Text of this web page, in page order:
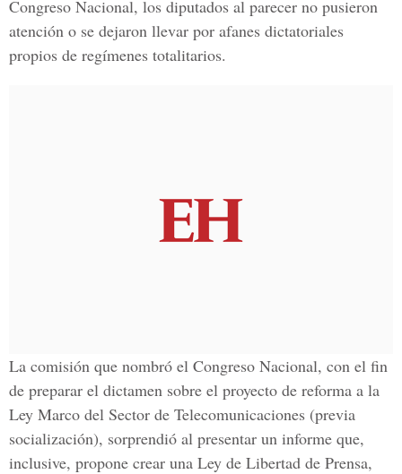
Congreso Nacional, los diputados al parecer no pusieron
atención o se dejaron llevar por afanes dictatoriales
propios de regímenes totalitarios.
La comisión que nombró el Congreso Nacional, con el fin
de preparar el dictamen sobre el proyecto de reforma a la
Ley Marco del Sector de Telecomunicaciones (previa
socialización), sorprendió al presentar un informe que,
inclusive, propone crear una Ley de Libertad de Prensa,